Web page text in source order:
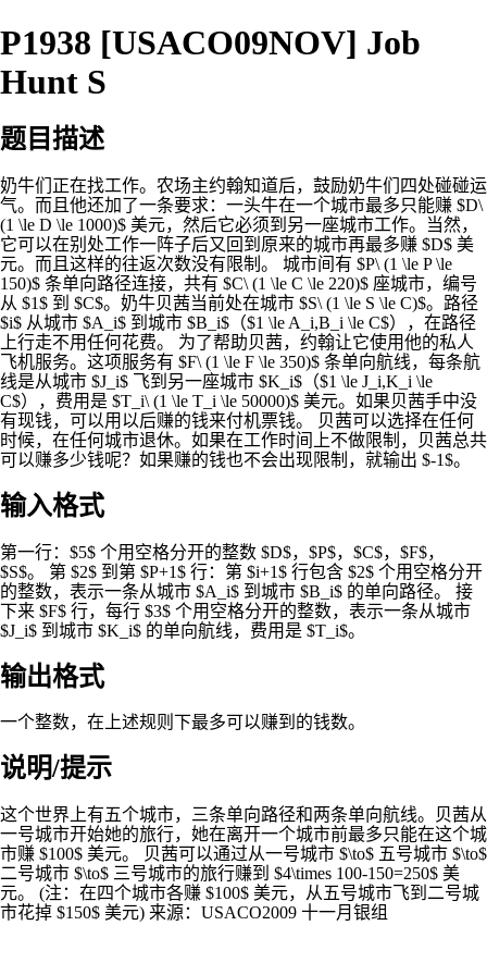
P1938 [USACO09NOV] Job
Hunt S
题目描述
奶牛们正在找工作。农场主约翰知道后，鼓励奶牛们四处碰碰运
气。而且他还加了一条要求：一头牛在一个城市最多只能赚 $D\
(1 \le D \le 1000)$ 美元，然后它必须到另一座城市工作。当然，
它可以在别处工作一阵子后又回到原来的城市再最多赚 $D$ 美
元。而且这样的往返次数没有限制。 城市间有 $P\ (1 \le P \le
150)$ 条单向路径连接，共有 $C\ (1 \le C \le 220)$ 座城市，编号
从 $1$ 到 $C$。奶牛贝茜当前处在城市 $S\ (1 \le S \le C)$。路径
$i$ 从城市 $A_i$ 到城市 $B_i$（$1 \le A_i,B_i \le C$），在路径
上行走不用任何花费。 为了帮助贝茜，约翰让它使用他的私人
飞机服务。这项服务有 $F\ (1 \le F \le 350)$ 条单向航线，每条航
线是从城市 $J_i$ 飞到另一座城市 $K_i$（$1 \le J_i,K_i \le
C$），费用是 $T_i\ (1 \le T_i \le 50000)$ 美元。如果贝茜手中没
有现钱，可以用以后赚的钱来付机票钱。 贝茜可以选择在任何
时候，在任何城市退休。如果在工作时间上不做限制，贝茜总共
可以赚多少钱呢？如果赚的钱也不会出现限制，就输出 $-1$。
输入格式
第一行：$5$ 个用空格分开的整数 $D$，$P$，$C$，$F$，
$S$。 第 $2$ 到第 $P+1$ 行：第 $i+1$ 行包含 $2$ 个用空格分开
的整数，表示一条从城市 $A_i$ 到城市 $B_i$ 的单向路径。 接
下来 $F$ 行，每行 $3$ 个用空格分开的整数，表示一条从城市
$J_i$ 到城市 $K_i$ 的单向航线，费用是 $T_i$。
输出格式
一个整数，在上述规则下最多可以赚到的钱数。
说明/提示
这个世界上有五个城市，三条单向路径和两条单向航线。贝茜从
一号城市开始她的旅行，她在离开一个城市前最多只能在这个城
市赚 $100$ 美元。 贝茜可以通过从一号城市 $\to$ 五号城市 $\to$
二号城市 $\to$ 三号城市的旅行赚到 $4\times 100-150=250$ 美
元。 (注：在四个城市各赚 $100$ 美元，从五号城市飞到二号城
市花掉 $150$ 美元) 来源：USACO2009 十一月银组